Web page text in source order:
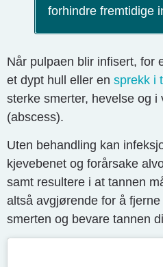
forhindre fremtidige
Når pulpaen blir infisert, for
et dypt hull eller en sprekk i
sterke smerter, hevelse og i
(abscess).
Uten behandling kan
kjevebenet og forårsake
samt resultere i at tannen
altså avgjørende for å
smerten og bevare tannen